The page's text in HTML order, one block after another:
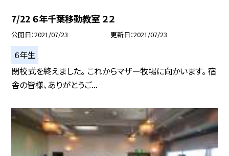
7/22 ６年千葉移動教室 ２２
公開日 2021/07/23 更新日 2021/07/23
６年生
閉校式を終えました。 これからマザー牧場に向かいます。 宿
舎の皆様、ありがとうご...